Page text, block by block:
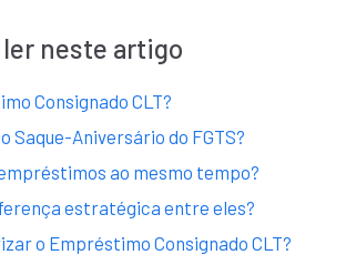
ler neste artigo
Consignado CLT?
Saque-Aniversário do FGTS?
ao mesmo tempo?
estratégica entre eles?
o Empréstimo Consignado CLT?